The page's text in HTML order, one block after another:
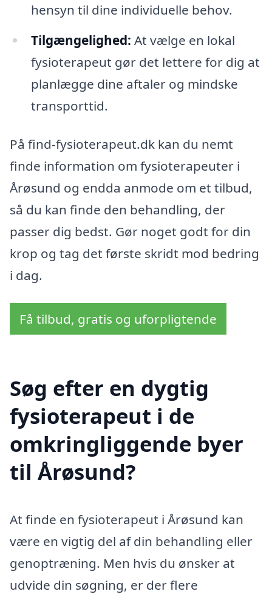
hensyn til dine individuelle behov.
Tilgængelighed: At vælge en lokal
fysioterapeut gør det lettere for dig at
planlægge dine aftaler og mindske
transporttid.
På find-fysioterapeut.dk kan du nemt
finde information om fysioterapeuter i
Årøsund og endda anmode om et tilbud,
så du kan finde den behandling, der
passer dig bedst. Gør noget godt for din
krop og tag det første skridt mod bedring
i dag.
Få tilbud, gratis og uforpligtende
Søg efter en dygtig
fysioterapeut i de
omkringliggende byer
til Årøsund?
At finde en fysioterapeut i Årøsund kan
være en vigtig del af din behandling eller
genoptræning. Men hvis du ønsker at
udvide din søgning, er der flere